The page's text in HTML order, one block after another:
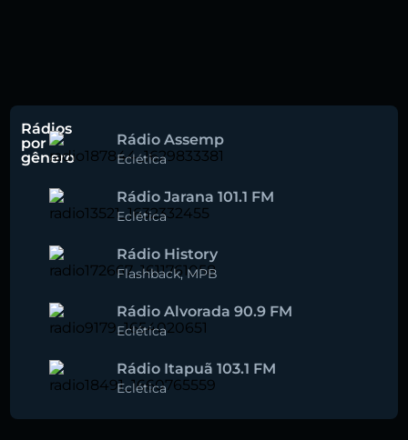
Rádios
por
gênero
Rádio Assemp
Eclética
Rádio Jarana 101.1 FM
Eclética
Rádio History
Flashback,MPB
Rádio Alvorada 90.9 FM
Eclética
Rádio Itapuã 103.1 FM
Eclética